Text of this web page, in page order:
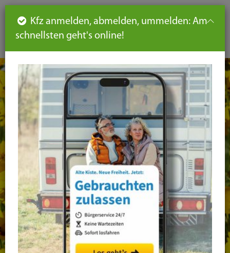
DE
Seiteninhalt
Hauptnavigation
Seitennavigation
leichte
Sprache
Kfz anmelden, abmelden, ummelden: Am
schnellsten geht's online!